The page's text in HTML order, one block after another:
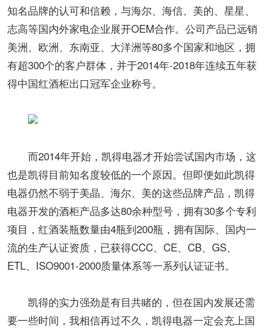
知名品牌的认可和信赖，与海尔、海信、美的、星星、
志高等国内外家电企业展开OEM合作。公司产品已远销
美洲、欧洲、东南亚、大洋洲等80多个国家和地区，拥
有超300个的客户群体，并于2014年-2018年连续五年获
得中国红酒柜出口冠军企业称号。
而2014年开始，凯得电器才开始尝试国内市场，这
也是凯得目前知名度较低的一个原因。但即便如此凯得
电器仍然不弱于美晶、海尔、美的这些品牌产品，凯得
电器开发的酒柜产品多达80余种型号，拥有30多个专利
项目，红酒装瓶数量由4瓶到200瓶，拥有国际、国内一
流的生产认证资质，已获得CCC、CE、CB、GS、
ETL、ISO9001-2000质量体系等一系列认证证书。
凯得的实力强劲是有目共睹的，但在国内发展还需
要一些时间，我相信再过不久，凯得电器一定会充上国